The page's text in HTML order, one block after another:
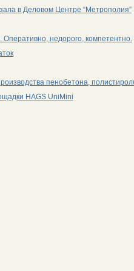
в Деловом Центре “Метрополия”
Оперативно, недорого, компетентно.
пенобетона,
HAGS UniMini